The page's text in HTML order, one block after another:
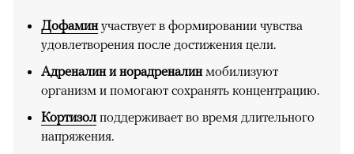
Дофаминучаствует в формировании чувства
удовлетворения после достижения цели.
Адреналин и норадреналинмобилизуют
организм и помогают сохранять концентрацию.
Кортизол поддерживает во время длительного
напряжения.